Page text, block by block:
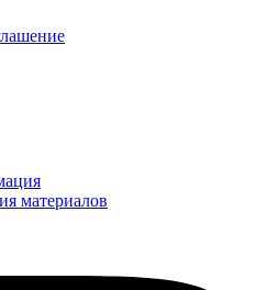
материалов